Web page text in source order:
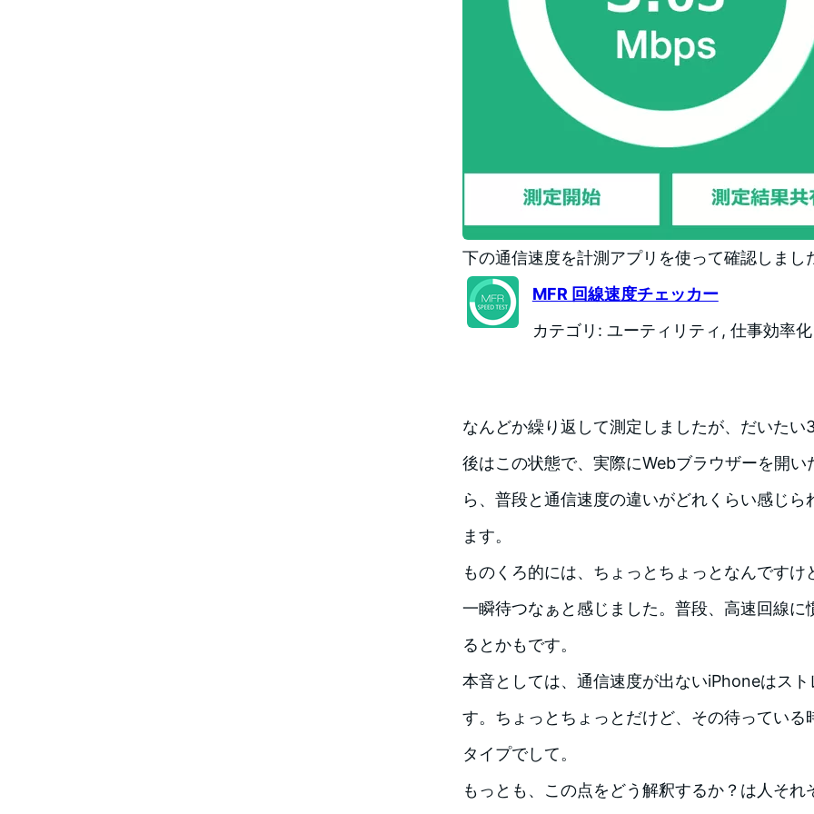
下の通信速度を計測アプリを使って確認しまし
MFR 回線速度チェッカー
カテゴリ: ユーティリティ, 仕事効率化
なんどか繰り返して測定しましたが、だいた
後はこの状態で、実際にWebブラウザーを開
ら、普段と通信速度の違いがどれくらい感じ
ます。
ものくろ的には、ちょっとちょっとなんです
一瞬待つなぁと感じました。普段、高速回線に
るとかもです。
本音としては、通信速度が出ないiPhoneはス
す。ちょっとちょっとだけど、その待っている
タイプでして。
もっとも、この点をどう解釈するか？は人そ